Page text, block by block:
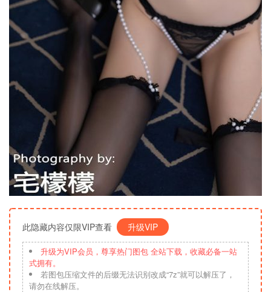
此隐藏内容仅限VIP查看 升级VIP
升级为VIP会员，尊享热门图包 全站下载，收藏必备一站
式拥有。
若图包压缩文件的后缀无法识别改成“7z”就可以解压了，
请勿在线解压。